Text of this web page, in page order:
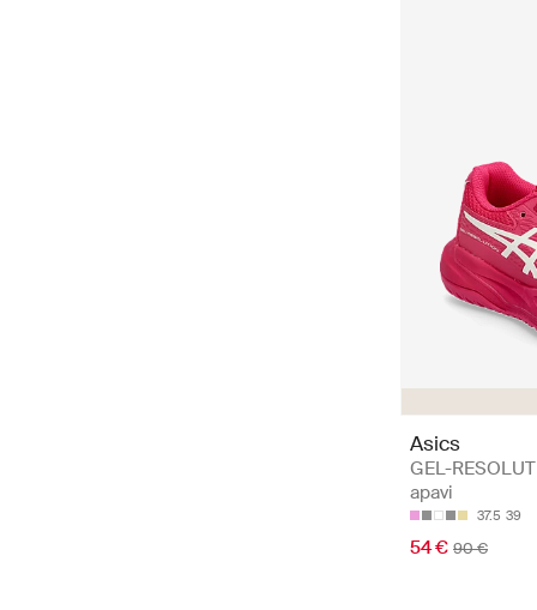
Asics
GEL-
apavi
37.5 39
54 € 90 €